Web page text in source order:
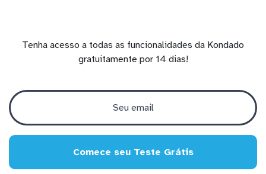
Tenha acesso a todas as funcionalidades da Kondado
gratuitamente por 14 dias!
Comece seu Teste Grátis